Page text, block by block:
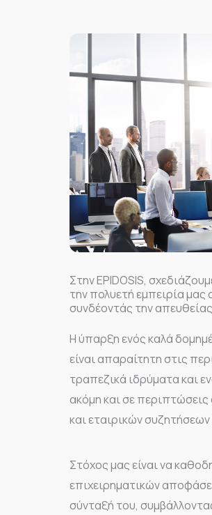
Στην EPIDOSIS,
την πολυετή εμπειρία
συνδέοντάς την
Η ύπαρξη ενός καλά
είναι απαραίτητη στις
τραπεζικά ιδρύματα και
ακόμη και σε
και εταιρικών
Στόχος μας είναι να
επιχειρηματικών
σύνταξή του,